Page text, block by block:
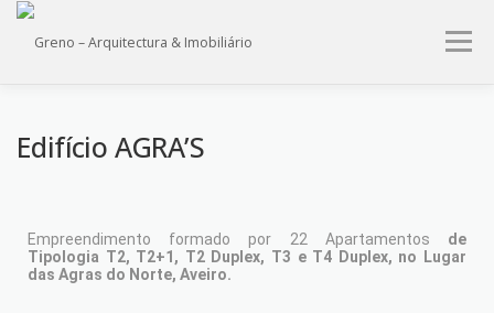
Menu
Edifício AGRA’S
Empreendimento formado por 22 Apartamentos de
Tipologia T2, T2+1, T2 Duplex, T3 e T4 Duplex, no Lugar
das Agras do Norte, Aveiro.